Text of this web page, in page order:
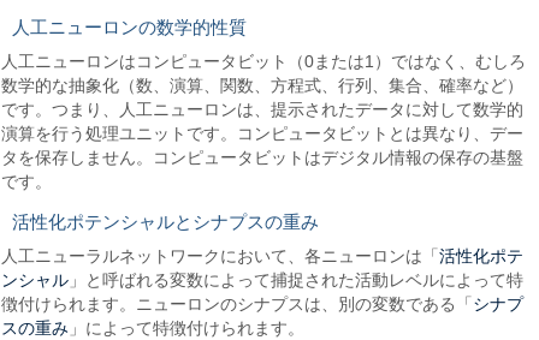
人工ニューロンの数学的性質
人工ニューロンはコンピュータビット（0または1）ではなく、むしろ
数学的な抽象化（数、演算、関数、方程式、行列、集合、確率など）
です。つまり、人工ニューロンは、提示されたデータに対して数学的
演算を行う処理ユニットです。コンピュータビットとは異なり、デー
タを保存しません。コンピュータビットはデジタル情報の保存の基盤
です。
活性化ポテンシャルとシナプスの重み
人工ニューラルネットワークにおいて、各ニューロンは「活性化ポテ
ンシャル 」と呼ばれる変数によって捕捉された活動レベルによって特
徴付けられます。ニューロンのシナプスは、別の変数である「 シナプ
スの重み 」によって特徴付けられます。